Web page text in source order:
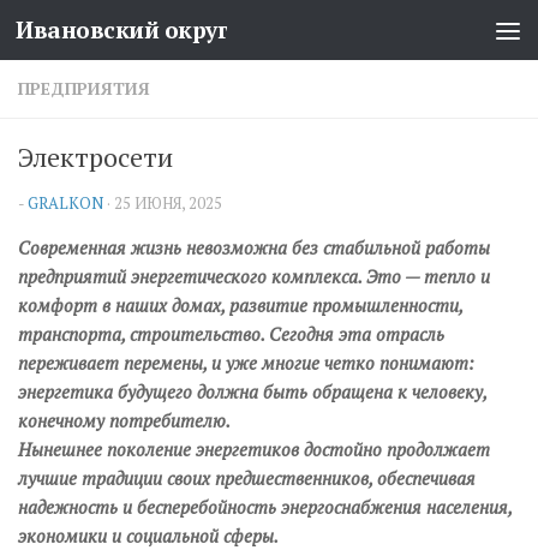
Перейти к содержимому
Ивановский округ
ПРЕДПРИЯТИЯ
Электросети
-GRALKON · 25 ИЮНЯ, 2025
Современная жизнь невозможна без стабильной работы
предприятий энергетического комплекса. Это — тепло и
комфорт в наших домах, развитие промышленности,
транспорта, строительство. Сегодня эта отрасль
переживает перемены, и уже многие четко понимают:
энергетика будущего должна быть обращена к человеку,
конечному потребителю.
Нынешнее поколение энергетиков достойно продолжает
лучшие традиции своих предшественников, обеспечивая
надежность и бесперебойность энергоснабжения населения,
экономики и социальной сферы.